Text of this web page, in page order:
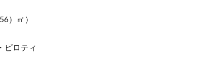
）㎡）
ピロティ